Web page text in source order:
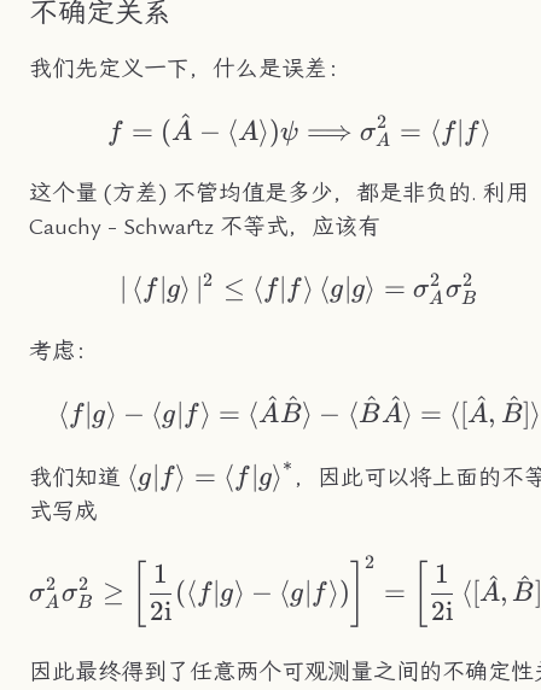
不确定关系
我们先定义一下，什么是误差：
f=(\hat{A}-
f = (A
^ − ⟨A⟩)ψ ⟹ σA
2 = ⟨ f ∣ f⟩
这个量 (方差) 不管均值是多少，都是非负的. 利用
Cauchy - Schwartz 不等式，应该有
⟨ f g⟩ ∣2 ≤ ⟨ f f⟩ ⟨g g⟩ = σA
2 σB
2
考虑：
\braket{f|g}-
⟨ f∣g⟩ − ⟨g∣ f⟩ = ⟨A
^B
^⟩ − ⟨B
^A
^⟩ = ⟨[A
^, B
^]⟩
我们知道 \braket{g|f}=\braket{f|g}^*
⟨g∣ f⟩ = ⟨ f ∣g⟩∗
，因此可以将上面的不
式写成
σA
2 σB
2 ≥
2i
1
(⟨ f g⟩ − ⟨g f⟩)
2
=
2i
1
⟨[A
^, B
^]
因此最终得到了任意两个可观测量之间的不确定性